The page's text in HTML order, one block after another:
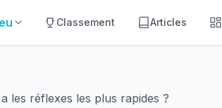
Classement Articles
les réflexes les plus rapides ?